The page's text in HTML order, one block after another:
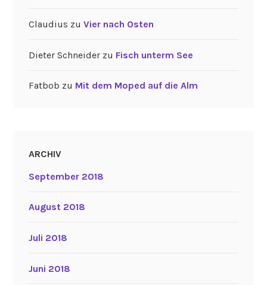
Claudius zu Vier nach Osten
Dieter Schneiderzu Fisch unterm See
Fatbob zu Mit dem Moped auf die Alm
ARCHIV
September 2018
August 2018
Juli 2018
Juni 2018